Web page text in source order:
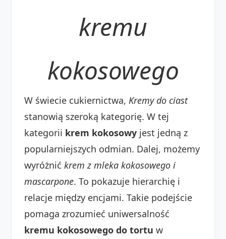
kremu
kokosowego
W świecie cukiernictwa, Kremy do ciast
stanowią szeroką kategorię. W tej
kategorii krem kokosowy jest jedną z
popularniejszych odmian. Dalej, możemy
wyróżnić krem z mleka kokosowego i
mascarpone. To pokazuje hierarchię i
relacje między encjami. Takie podejście
pomaga zrozumieć uniwersalność
kremu kokosowego do tortu w